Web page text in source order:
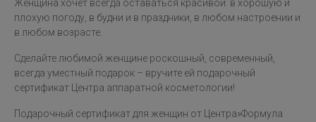
Женщина хочет всегда оставаться красивой: в хорошую и
плохую погоду, в будни и в праздники, в любом настроении и
в любом возрасте.
Сделайте любимой женщине роскошный, современный,
всегда уместный подарок – вручите ей подарочный
сертификат Центра аппаратной косметологии!
Подарочный сертификат для женщин от Центра»Формула